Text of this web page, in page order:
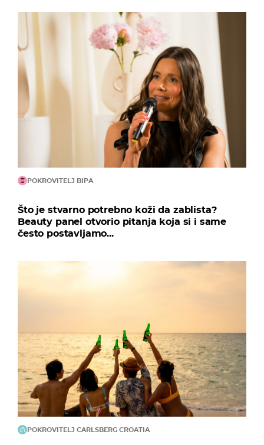
POKROVITELJ BIPA
Što je stvarno potrebno koži da zablista?
Beauty panel otvorio pitanja koja si i same
često postavljamo...
POKROVITELJ CARLSBERG CROATIA